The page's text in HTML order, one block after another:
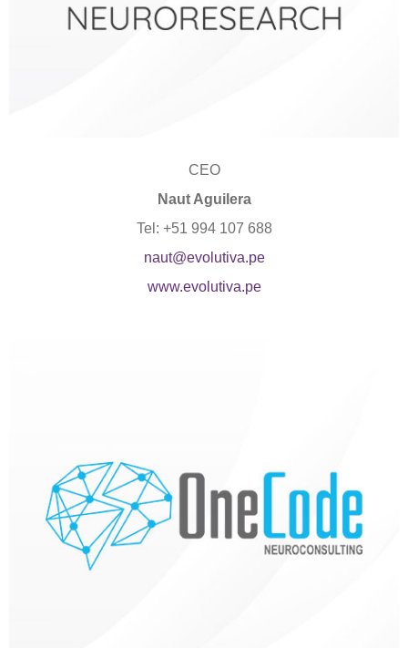
CEO
Naut Aguilera
Tel: +51 994 107 688
naut@evolutiva.pe
www.evolutiva.pe